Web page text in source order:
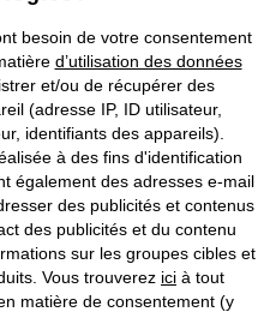
besoin de votre consentement
d’utilisation des données
et/ou de récupérer des
(adresse IP, ID utilisateur,
identifiants des appareils).
à des fins d'identification
également des adresses e-mail
des publicités et contenus
des publicités et du contenu
sur les groupes cibles et
Vous trouverez ici à tout
matière de consentement (y